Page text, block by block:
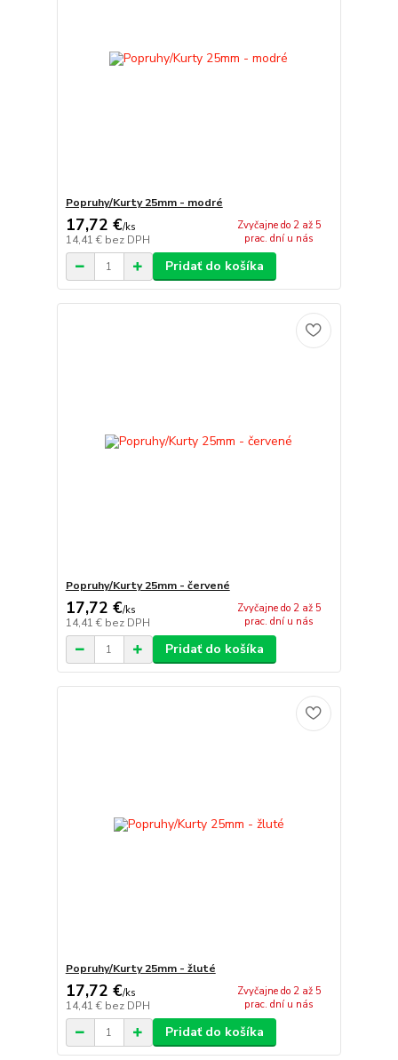
Popruhy/Kurty 25mm - modré
17,72 €/ks
14,41 € bez DPH
Zvyčajne do 2 až 5
prac. dní u nás
Pridať do košíka
Popruhy/Kurty 25mm - červené
17,72 €/ks
14,41 € bez DPH
Zvyčajne do 2 až 5
prac. dní u nás
Pridať do košíka
Popruhy/Kurty 25mm - žluté
17,72 €/ks
14,41 € bez DPH
Zvyčajne do 2 až 5
prac. dní u nás
Pridať do košíka